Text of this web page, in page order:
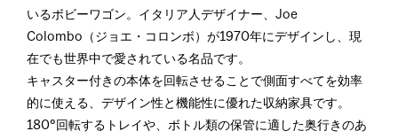
いるボビーワゴン。イタリア人デザイナー、Joe
Colombo（ジョエ・コロンボ）が1970年にデザインし、現
在でも世界中で愛されている名品です。
キャスター付きの本体を回転させることで側面すべてを効率
的に使える、デザイン性と機能性に優れた収納家具です。
180°回転するトレイや、ボトル類の保管に適した奥行きのあ